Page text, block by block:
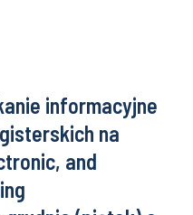
informacyjne
na
and